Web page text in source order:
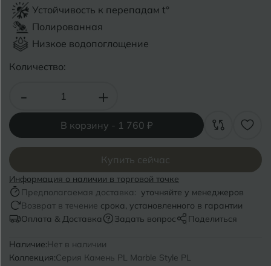
Устойчивость к перепадам t°
Полированная
Низкое водопоглощение
Количество:
- +
В корзину - 1 760 ₽
Купить сейчас
Информация о наличии в торговой точке
Предполагаемая доставка: уточняйте у менеджеров
Возврат в течение срока, установленного в гарантии
Оплата & Доставка
Задать вопрос Поделиться
Наличие:Нет в наличии
Коллекция:Серия Камень PL Marble Style PL
Бугуруслан
В
Волгоград
Волгодонск
Воронеж
Воткинск
Г Геленджик
Самара
Славянск-на-Кубани
Смоленск
Сосновый Бор
Сочи
Сыктывкар